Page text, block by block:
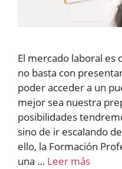
El mercado laboral es
no basta con
poder acceder a un
mejor sea nuestra
posibilidades
sino de ir escalando
ello, la Formación
una … Leer más